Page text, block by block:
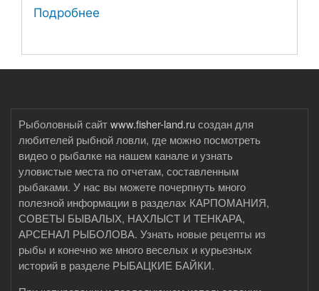
местах.
Подробнее
накануне
Троицы
Рыболовный сайтwww.fisher-land.ru создан для
любителей рыбной ловли, где можно посмотреть
видео о рыбалке на нашем канале и узнать
уловистые места по отчетам, составленным
рыбаками. У нас вы можете почерпнуть много
полезной информации в разделах КАРПОМАНИЯ,
СОВЕТЫ БЫВАЛЫХ, НАХЛЫСТ И ТЕНКАРА,
АРСЕНАЛ РЫБОЛОВА. Узнать новые рецепты из
рыбы и конечно же много веселых и курьезных
историй в разделе РЫБАЦКИЕ БАЙКИ.